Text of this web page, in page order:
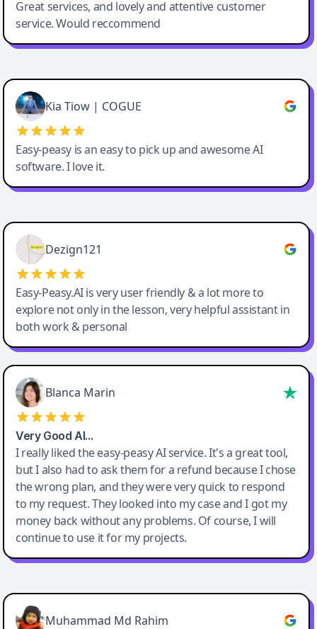
Great services, and lovely and attentive customer
service. Would reccommend
Cody Crabb
Great service, Best AI tool
Kia Tiow | COGUE
Easy-peasy is an easy to pick up and awesome AI
software. I love it.
Easy-Peasy AI
Dezign121
Easy-Peasy.AI is very user friendly & a lot more to
explore not only in the lesson, very helpful assistant in
both work & personal
Blanca Marin
Very Good AI…
I really liked the easy-peasy AI service. It's a great tool,
but I also had to ask them for a refund because I chose
the wrong plan, and they were very quick to respond
to my request. They looked into my case and I got my
money back without any problems. Of course, I will
continue to use it for my projects.
Easy-Peasy AI
Muhammad Md Rahim